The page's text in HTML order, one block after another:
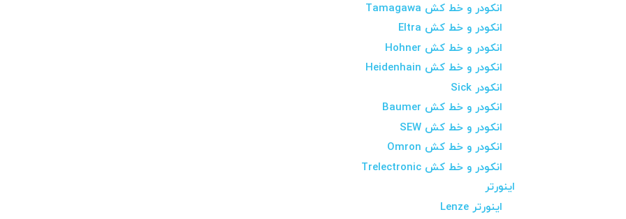
انکودر و خط کش Tamagawa
انکودر و خط کش Eltra
انکودر و خط کش Hohner
انکودر و خط کش Heidenhain
انکودر Sick
انکودر و خط کش Baumer
انکودر و خط کش SEW
انکودر و خط کش Omron
انکودر و خط کش Trelectronic
اینورتر
اینورتر Lenze